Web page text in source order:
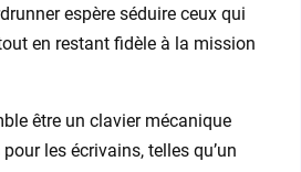
espère séduire ceux qui
en restant fidèle à la mission
être un clavier mécanique
les écrivains, telles qu’un